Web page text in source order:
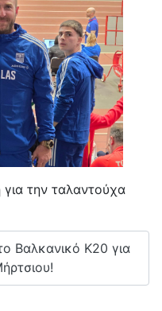
την ταλαντούχα
Βαλκανικό Κ20 για